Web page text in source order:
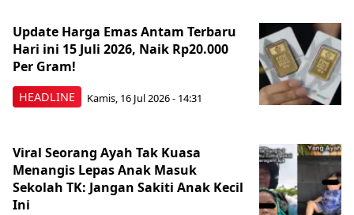
HEADLINE
Update Harga Emas Antam Terbaru
Hari ini 15 Juli 2026, Naik Rp20.000
Per Gram!
Kamis, 16 Jul 2026 - 14:31
Viral Seorang Ayah Tak Kuasa
Menangis Lepas Anak Masuk
Sekolah TK: Jangan Sakiti Anak Kecil
Ini